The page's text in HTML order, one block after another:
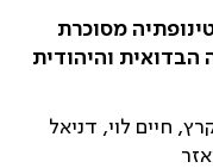
מסוכרת
2 באוכלוסייה הבדואית והיהודית
חיים לוי, דניאל